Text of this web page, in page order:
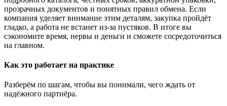
прозрачных документов и понятных правил обмена. Если
компания уделяет внимание этим деталям, закупка пройдёт
гладко, а работа не встанет из‑за пустяков. В итоге вы
сэкономите время, нервы и деньги и сможете сосредоточиться
на главном.
Как это работает на практике
Разберём по шагам, чтобы вы понимали, чего ждать от
надёжного партнёра.